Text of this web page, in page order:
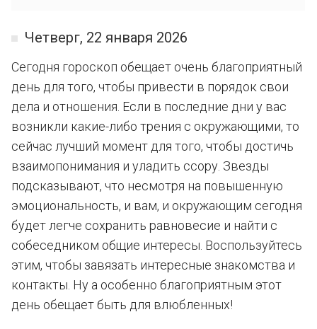
Четверг, 22 января 2026
Сегодня гороскоп обещает очень благоприятный
день для того, чтобы привести в порядок свои
дела и отношения. Если в последние дни у вас
возникли какие-либо трения с окружающими, то
сейчас лучший момент для того, чтобы достичь
взаимопонимания и уладить ссору. Звезды
подсказывают, что несмотря на повышенную
эмоциональность, и вам, и окружающим сегодня
будет легче сохранить равновесие и найти с
собеседником общие интересы. Воспользуйтесь
этим, чтобы завязать интересные знакомства и
контакты. Ну а особенно благоприятным этот
день обещает быть для влюбленных!